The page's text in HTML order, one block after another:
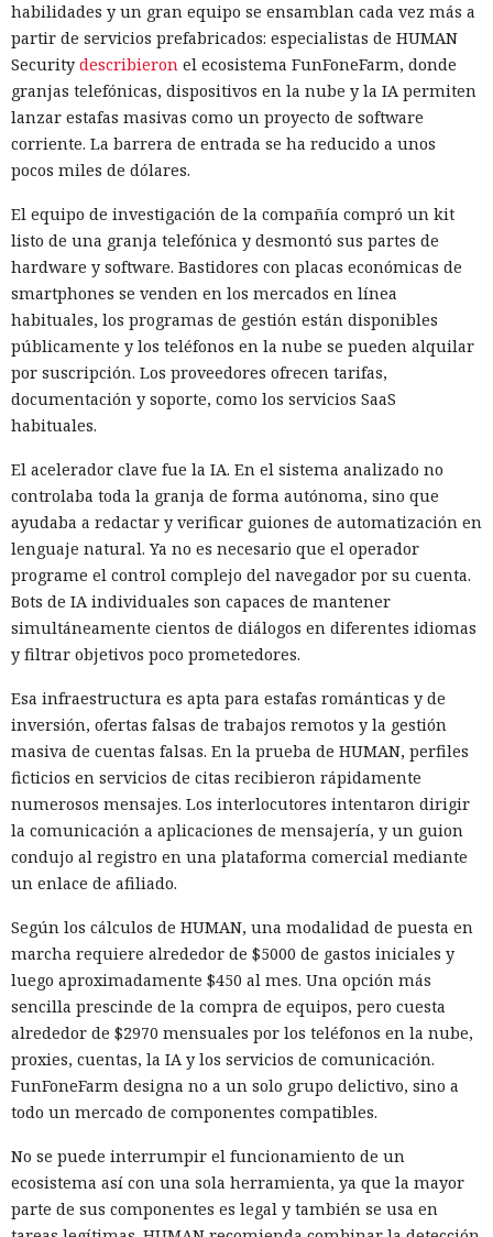
habilidades y un gran equipo se ensamblan cada vez más a
partir de servicios prefabricados: especialistas de HUMAN
Security describieron el ecosistema FunFoneFarm, donde
granjas telefónicas, dispositivos en la nube y la IA permiten
lanzar estafas masivas como un proyecto de software
corriente. La barrera de entrada se ha reducido a unos
pocos miles de dólares.
El equipo de investigación de la compañía compró un kit
listo de una granja telefónica y desmontó sus partes de
hardware y software. Bastidores con placas económicas de
smartphones se venden en los mercados en línea
habituales, los programas de gestión están disponibles
públicamente y los teléfonos en la nube se pueden alquilar
por suscripción. Los proveedores ofrecen tarifas,
documentación y soporte, como los servicios SaaS
habituales.
El acelerador clave fue la IA. En el sistema analizado no
controlaba toda la granja de forma autónoma, sino que
ayudaba a redactar y verificar guiones de automatización en
lenguaje natural. Ya no es necesario que el operador
programe el control complejo del navegador por su cuenta.
Bots de IA individuales son capaces de mantener
simultáneamente cientos de diálogos en diferentes idiomas
y filtrar objetivos poco prometedores.
Esa infraestructura es apta para estafas románticas y de
inversión, ofertas falsas de trabajos remotos y la gestión
masiva de cuentas falsas. En la prueba de HUMAN, perfiles
ficticios en servicios de citas recibieron rápidamente
numerosos mensajes. Los interlocutores intentaron dirigir
la comunicación a aplicaciones de mensajería, y un guion
condujo al registro en una plataforma comercial mediante
un enlace de afiliado.
Según los cálculos de HUMAN, una modalidad de puesta en
marcha requiere alrededor de $5000 de gastos iniciales y
luego aproximadamente $450 al mes. Una opción más
sencilla prescinde de la compra de equipos, pero cuesta
alrededor de $2970 mensuales por los teléfonos en la nube,
proxies, cuentas, la IA y los servicios de comunicación.
FunFoneFarm designa no a un solo grupo delictivo, sino a
todo un mercado de componentes compatibles.
No se puede interrumpir el funcionamiento de un
ecosistema así con una sola herramienta, ya que la mayor
parte de sus componentes es legal y también se usa en